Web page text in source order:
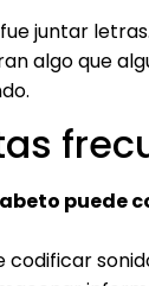
juntar
algo que
puede